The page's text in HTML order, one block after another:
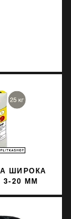
ШИРОКА
3-20 ММ